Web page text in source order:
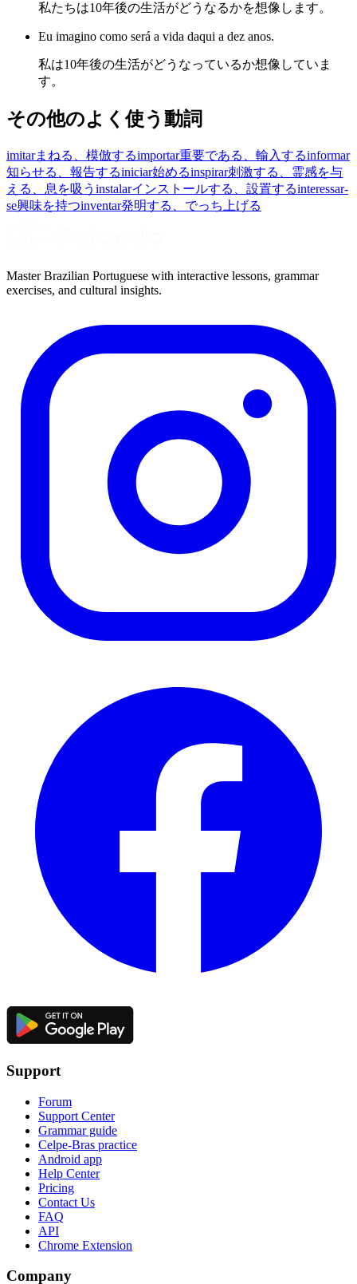
私たちは10年後の生活がどうなるかを想像します。
Eu imagino como será a vida daqui a dez anos.
私は10年後の生活がどうなっているか想像していま
す。
その他のよく使う動詞
imitarまねる、模倣するimportar重要である、輸入するinformar
知らせる、報告するiniciar始めるinspirar刺激する、霊感を与
える、息を吸う instalarインストールする、設置するinteressar-
se興味を持つinventar発明する、でっち上げる
Master Brazilian Portuguese with interactive lessons, grammar
exercises, and cultural insights.
Support
Forum
Support Center
Grammar guide
Celpe-Bras practice
Android app
Help Center
Pricing
Contact Us
FAQ
API
Chrome Extension
Company